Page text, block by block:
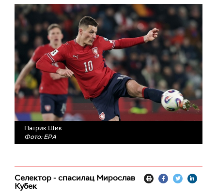
Патрик Шик
Фото: EPA
Селектор - спасилац Мирослав
Кубек